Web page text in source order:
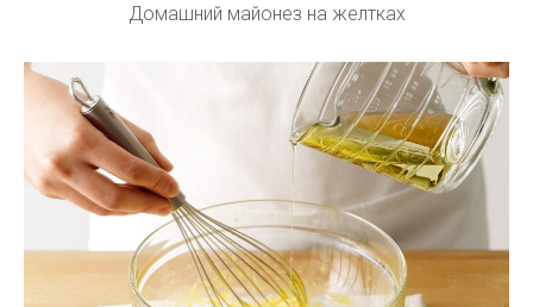
Домашний майонез на желтках